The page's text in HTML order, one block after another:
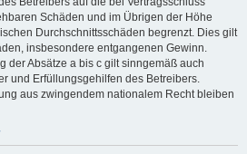
Schäden und im Übrigen der Höhe
Durchschnittsschäden begrenzt. Dies gilt
insbesondere entgangenen Gewinn.
der Absätze a bis c gilt sinngemäß auch
und Erfüllungsgehilfen des Betreibers.
aus zwingendem nationalem Recht bleiben